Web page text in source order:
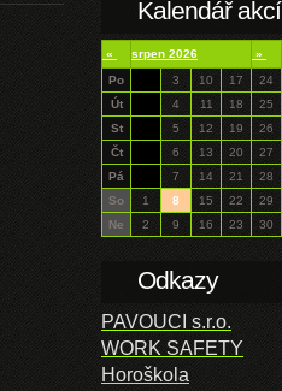
Kalendář akcí
« srpen 2026
»
Po
3 10 17
24
Út
4 11 18
25
St
5 12 19
26
Čt
6 13 20
27
Pá
7 14 21
28
So
1 8 15 22
29
Ne
2 9 16 23 30
Odkazy
PAVOUCI s.r.o.
WORK SAFETY
Horoškola